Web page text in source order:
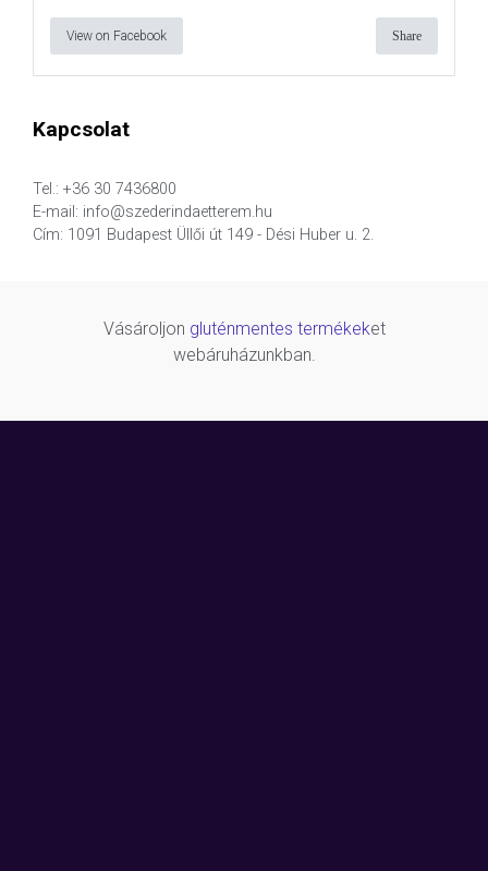
View on Facebook Share
Kapcsolat
Tel.: +36 30 7436800
E-mail: info@szederindaetterem.hu
Cím: 1091 Budapest Üllői út 149 - Dési Huber u. 2.
Vásároljon gluténmentes termékeket
webáruházunkban.